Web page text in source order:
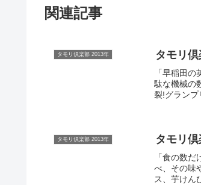
関連記事
タモリ倶楽部 2013年 タモリ
「早稲田
駄な機械の
裂!グラン
タモリ倶楽部 2013年 タモリ
「食の数
べ、その味
ス、芋けん